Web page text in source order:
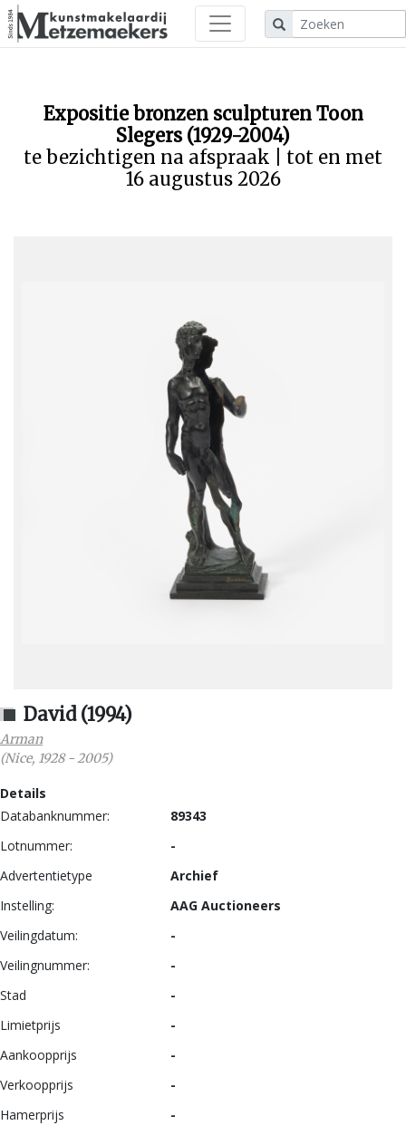
Expositie bronzen sculpturen Toon
Slegers (1929-2004)
te bezichtigen na afspraak | tot en met
16 augustus 2026
David (1994)
Arman
(Nice, 1928-2005)
Details
Databanknummer:
89343
Lotnummer:
-
Advertentietype
Archief
Instelling:
AAG Auctioneers
Veilingdatum:
-
Veilingnummer:
-
Stad
-
Limietprijs
-
Aankoopprijs
-
Verkoopprijs
-
Hamerprijs
-